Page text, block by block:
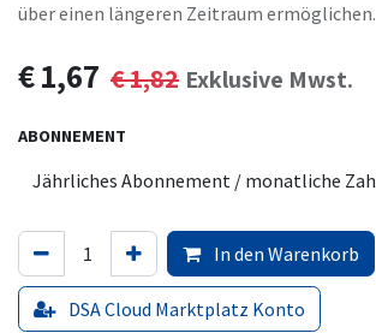
über einen längeren Zeitraum ermöglichen.
€1,67 €1,82 Exklusive Mwst.
ABONNEMENT
In den Warenkorb
DSA Cloud Marktplatz Konto